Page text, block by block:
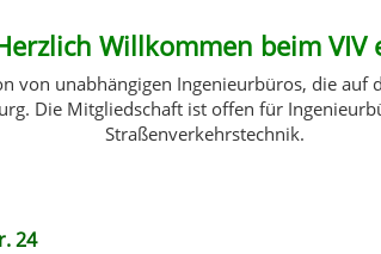
Willkommen beim VIV
von unabhängigen Ingenieurbüros, die
Die Mitgliedschaft ist offen für
Straßenverkehrstechnik.
24